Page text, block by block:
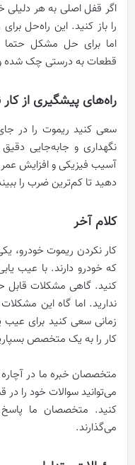
اگر قفل اصلی به هر دلیلی
را باز کنید. این راه‌حل
اما برای حل مشکل حتما
قطعات به درستی چک شده و
راه‌های پیشگیری از
سعی کنید ریموت را در
نگهداری و جابه‌جایی
آسیب فیزیکی و افزایش
دهید تا کم‌ترین ضرب را
کلام آخر
کار نکردن ریموت خودرو،
که خودرو دارند. با عیب
کنید. گاهی مشکلات
ندارید. اما گاه این
زمانی سعی کنید برای
کار را به یک متخصص
متخصصان خبره ما در
می‌توانید سوالات خود را
کنید. متخصصان ما پاسخ
می‌گذارند.